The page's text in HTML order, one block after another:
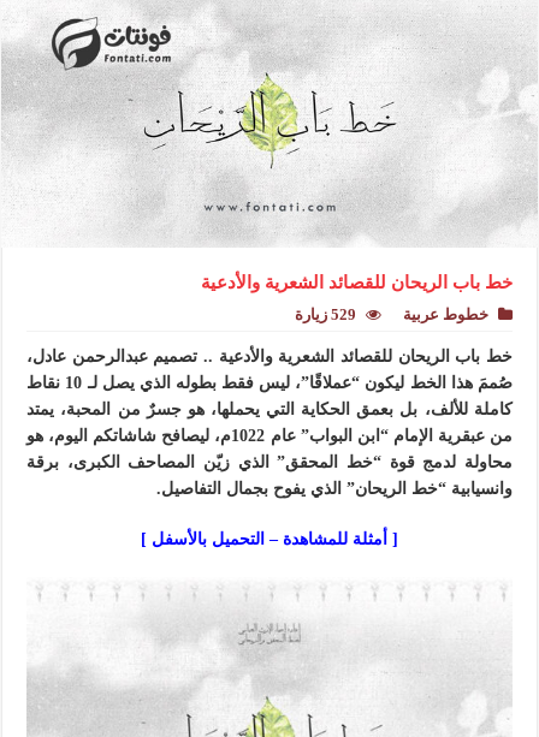
خط باب الريحان للقصائد الشعرية والأدعية
خطوط عربية 529 زيارة
خط باب الريحان للقصائد الشعرية والأدعية .. تصميم عبدالرحمن عادل،
صُممَ هذا الخط ليكون “عملاقًا”، ليس فقط بطوله الذي يصل لـ 10 نقاط
كاملة للألف، بل بعمق الحكاية التي يحملها، هو جسرٌ من المحبة، يمتد
من عبقرية الإمام “ابن البواب” عام 1022م، ليصافح شاشاتكم اليوم، هو
محاولة لدمج قوة “خط المحقق” الذي زيّن المصاحف الكبرى، برقة
وانسيابية “خط الريحان” الذي يفوح بجمال التفاصيل.
[ أمثلة للمشاهدة – التحميل بالأسفل ]